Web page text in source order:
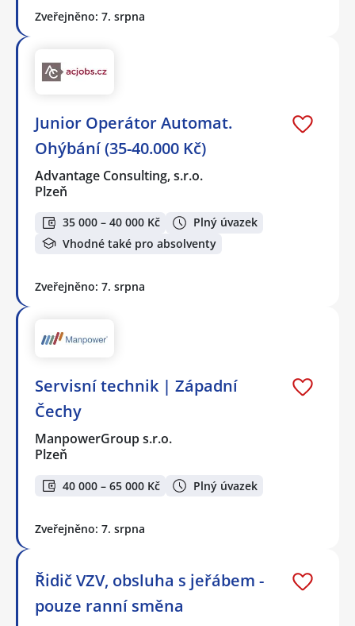
Zveřejněno: 7. srpna
Junior Operátor Automat.
Ohýbání (35-40.000 Kč)
Advantage Consulting, s.r.o.
Plzeň
35 000 – 40 000 Kč
Plný úvazek
Vhodné také pro absolventy
Zveřejněno: 7. srpna
Servisní technik | Západní
Čechy
ManpowerGroup s.r.o.
Plzeň
40 000 – 65 000 Kč Plný úvazek
Zveřejněno: 7. srpna
Řidič VZV, obsluha s jeřábem -
pouze ranní směna